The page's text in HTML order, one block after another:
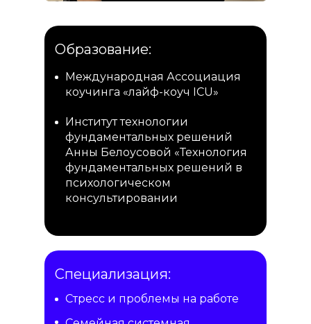
Образование:
Международная Ассоциация
коучинга «лайф-коуч ICU»
Институт технологии
фундаментальных решений
Анны Белоусовой «Технология
фундаментальных решений в
психологическом
консультировании
Специализация:
Стресс и проблемы на работе